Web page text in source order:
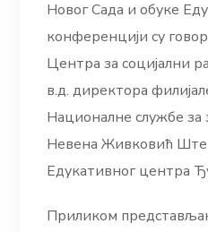
Новог Сада и обуке
конференцији су
Центра за социјални
в.д. директора
Националне службе
Невена Живковић
Едукативног центра
Приликом